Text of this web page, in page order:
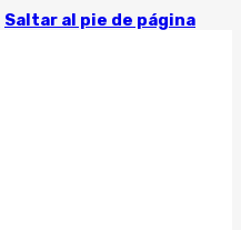
Saltar al pie de página